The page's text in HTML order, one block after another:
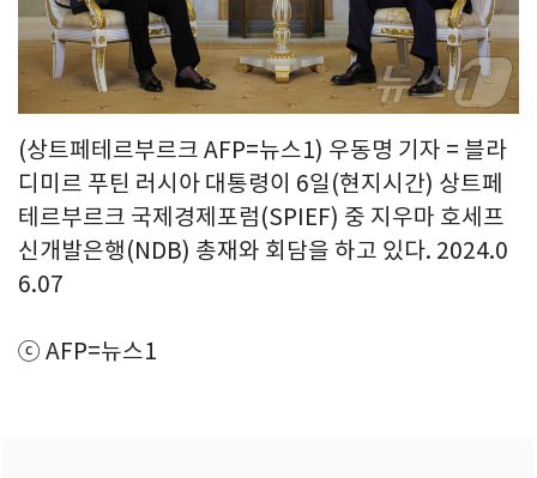
(상트페테르부르크 AFP=뉴스1) 우동명 기자 = 블라
디미르 푸틴 러시아 대통령이 6일(현지시간) 상트페
테르부르크 국제경제포럼(SPIEF) 중 지우마 호세프
신개발은행(NDB) 총재와 회담을 하고 있다. 2024.0
6.07
ⓒ AFP=뉴스1